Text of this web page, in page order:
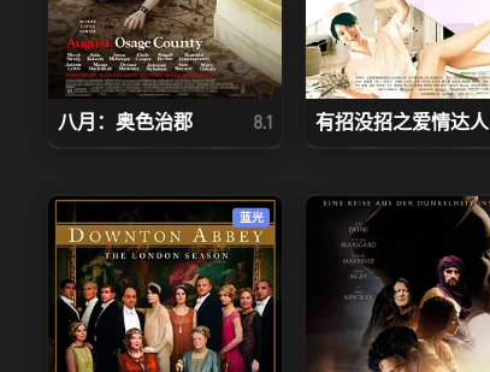
八月：奥色治郡 8.1 有招没招之爱情达人
蓝光